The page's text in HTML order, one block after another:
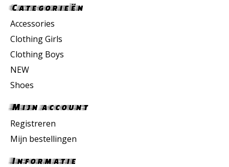
Categorieën
Accessories
Clothing Girls
Clothing Boys
NEW
Shoes
Mijn account
Registreren
Mijn bestellingen
Informatie